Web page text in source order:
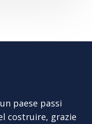
paese passi
costruire, grazie